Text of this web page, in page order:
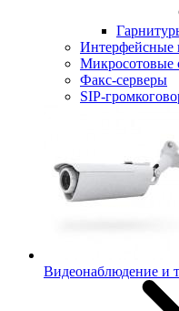
Интерфейсные
Микросотовые
Факс-серверы
SIP-
Видеонаблюдение и